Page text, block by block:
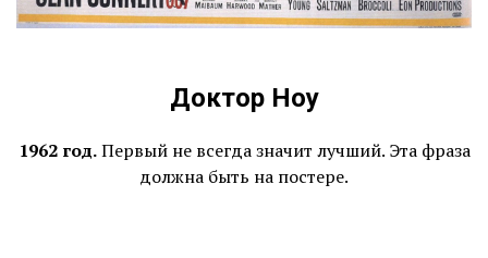
Доктор Ноу
1962 год.Первый не всегда значит лучший. Эта фраза
должна быть на постере.